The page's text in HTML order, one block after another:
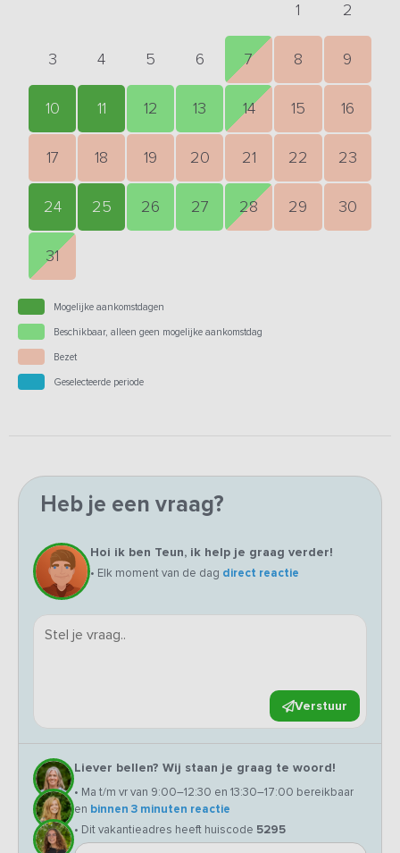
1 2
3 4 5 6 7 8 9
10 11 12 13 14 15 16
17 18 19 20 21 22 23
24 25 26 27 28 29 30
31
Mogelijke aankomstdagen
Beschikbaar, alleen geen mogelijke aankomstdag
Bezet
Geselecteerde periode
Heb je een vraag?
Hoi ik ben Teun, ik help je graag verder!
• Elk moment van de dag direct reactie
Verstuur
Liever bellen? Wij staan je graag te woord!
• Ma t/m vr van 9:00–12:30 en 13:30–17:00 bereikbaar
en binnen 3 minuten reactie
• Dit vakantieadres heeft huiscode 5295